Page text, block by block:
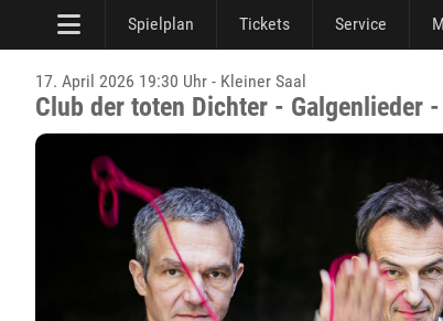
Spielplan Tickets Service
17. April 2026 19:30 Uhr - Kleiner Saal
Club der toten Dichter - Galgenlieder